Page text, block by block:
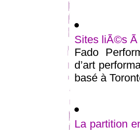
Sites liÃ©s Ã
Fado
d’art
basé à
La partition